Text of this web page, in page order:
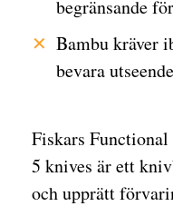
Fiskars
5 knives är ett
och upprätt
begränsande
Bambu kräver
bevara